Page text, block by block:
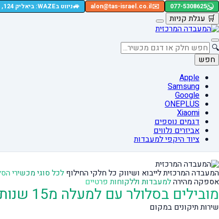
077-5308625
✉️
alon@tas-israel.co.il
🚙ניווט בWAZE: ביאליק 124, רמת גן
🛒 עגלת קניות
🔍
חפש
Apple
Samsung
Google
ONEPLUS
Xiaomi
דגמים נוספים
אביזרים נלווים
ציוד היקפי למעבדות
המעבדה המרכזית לייבוא ושיווק כל חלקי החילוף לכל סוגי מכשירי
אספקה מהירהלמעבדות וללקוחות פרטיים
מובילים בסלולר עם למעלה מ15 שנות ניסיון
שירות תיקונים במקום